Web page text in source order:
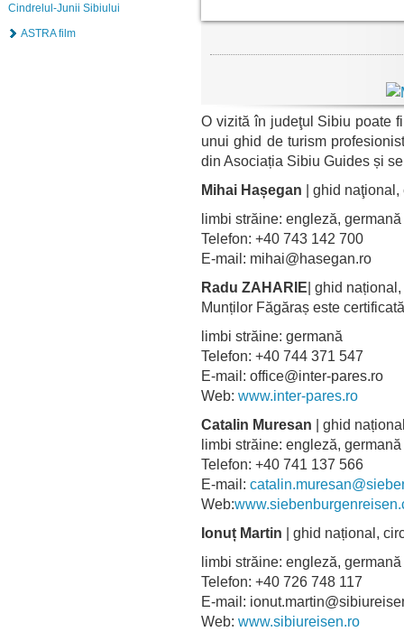
Cindrelul-Junii Sibiului
ASTRA film
O vizită în judeţul Sibiu poate
unui ghid de turism
din Asociația Sibiu Guides și
Mihai Hașegan | ghid
limbi străine: engleză,
Telefon: +40 743 142 700
E-mail: mihai@hasegan.ro
Radu ZAHARIE| ghid
Munților Făgăraș este
limbi străine: germană
Telefon: +40 744 371 547
E-mail: office@inter-pares.ro
Web: www.inter-pares.ro
Catalin Muresan | ghid
limbi străine: engleză, germană
Telefon: +40 741 137 566
E-mail:
Web:
Ionuț Martin | ghid național,
limbi străine: engleză,
Telefon: +40 726 748 117
E-mail:
Web: www.sibiureisen.ro